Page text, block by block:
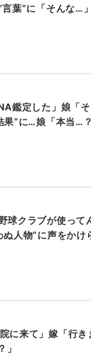
葉”に「そんな…」
鑑定した」娘「
”に…娘「本当…？
球クラブが使って
人物”に声をかけ
に来て」嫁「行